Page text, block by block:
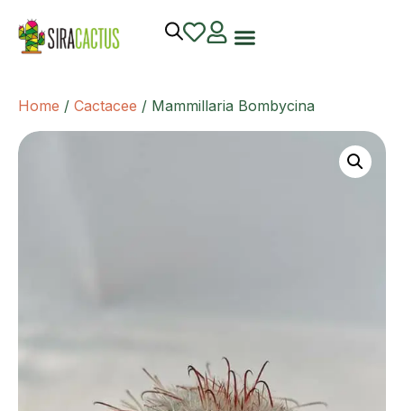
Home / Cactacee / Mammillaria Bombycina